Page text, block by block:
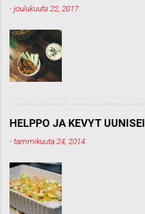
-joulukuuta 22, 2017
HELPPO JA KEVYT UUNISEI
-tammikuuta 24, 2014